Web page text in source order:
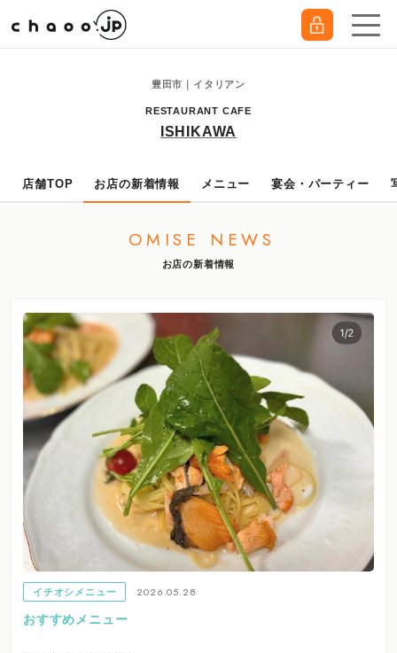
豊田市｜イタリアン
RESTAURANT CAFE
ISHIKAWA
店舗TOP お店の新着情報 メニュー 宴会・パーティー
OMISE NEWS
お店の新着情報
イチオシメニュー
2026.05.28
おすすめメニュー